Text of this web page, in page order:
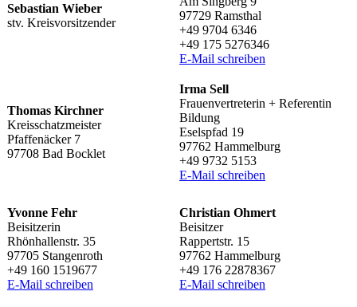
Sebas­tian Wieber
stv. Kreisvorsitzender
97729 Ramsthal
+49 9704 6346
+49 175 5276346
E‑Mail schrei­ben
Thomas Kirch­ner
Kreisschatzmeister
Pfaf­fe­nä­cker 7
97708 Bad Bocklet
Irma Sell
Frau­en­ver­tre­te­rin + Refe­ren­tin
Bildung
Esels­pfad 19
97762 Hammelburg
+49 9732 5153
E‑Mail schrei­ben
Yvonne Fehr
Beisitzerin
Rhön­hal­len­str. 35
97705 Stangenroth
+49 160 1519677
E‑Mail schrei­ben
Chris­tian Ohmert
Beisitzer
Rappert­str. 15
97762 Hammelburg
+49 176 22878367
E‑Mail schrei­ben